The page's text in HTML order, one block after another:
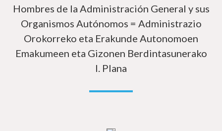
Hombres de la Administración General y sus
Organismos Autónomos = Administrazio
Orokorreko eta Erakunde Autonomoen
Emakumeen eta Gizonen Berdintasunerako
I. Plana